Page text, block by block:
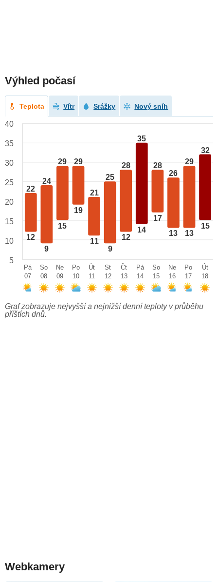
Výhled počasí
Teplota Vítr Srážky Nový sníh
22
12
24
9
29
15
29
19
21
11
25
9
28
12
35
14
28
17
26
13
29
13
32
15
40
35
30
25
20
15
10
5
Pá
07
So
08
Ne
09
Po
10
Út
11
St
12
Čt
13
Pá
14
So
15
Ne
16
Po
17
Út
18
Graf zobrazuje nejvyšší a nejnižší denní teploty v průběhu
příštích dnů.
Webkamery